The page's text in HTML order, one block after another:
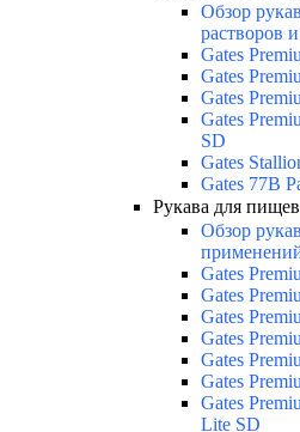
Обзор
растворов
Gates
Gates
Gates
Gates
SD
Gates
Gates 77B
Рукава для
Обзор
Gates
Gates
Gates
Gates
Gates
Gates
Gates
Lite SD